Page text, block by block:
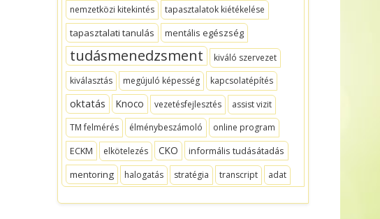
nemzetközi kitekintés
tapasztalatok kiétékelése
tapasztalati tanulás mentális egészség
tudásmenedzsment
kiváló szervezet
kiválasztás
megújuló képesség kapcsolatépítés
oktatás Knoco vezetésfejlesztés
assist vizit
TM felmérés
élménybeszámoló online program
ECKM elkötelezés CKO
informális tudásátadás
mentoring
halogatás stratégia transcript adat